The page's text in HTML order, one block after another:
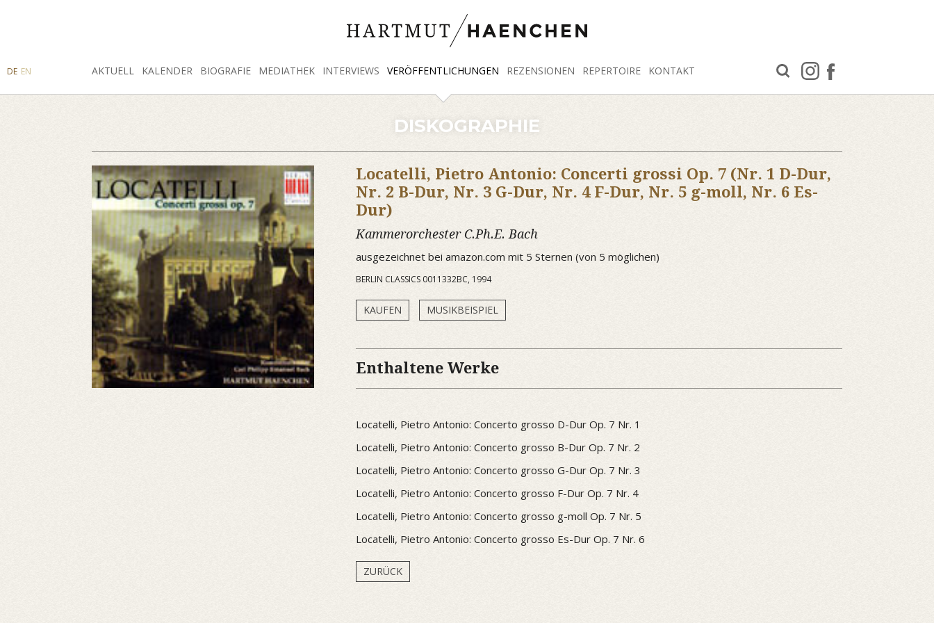
AKTUELL KALENDER BIOGRAFIE MEDIATHEK INTERVIEWS VERÖFFENTLICHUNGEN REZENSIONEN REPERTOIRE KONTAKT
FACEBOOK
INSTAGRAM
SUCHE
DE EN
DISKOGRAPHIE
Locatelli, Pietro Antonio: Concerti grossi Op. 7 (Nr. 1 D-Dur,
Nr. 2 B-Dur, Nr. 3 G-Dur, Nr. 4 F-Dur, Nr. 5 g-moll, Nr. 6 Es-
Dur)
Kammerorchester C.Ph.E. Bach
ausgezeichnet bei amazon.com mit 5 Sternen (von 5 möglichen)
BERLIN CLASSICS 0011332BC, 1994
KAUFEN MUSIKBEISPIEL
Enthaltene Werke
Locatelli, Pietro Antonio: Concerto grosso D-Dur Op. 7 Nr. 1
Locatelli, Pietro Antonio: Concerto grosso B-Dur Op. 7 Nr. 2
Locatelli, Pietro Antonio: Concerto grosso G-Dur Op. 7 Nr. 3
Locatelli, Pietro Antonio: Concerto grosso F-Dur Op. 7 Nr. 4
Locatelli, Pietro Antonio: Concerto grosso g-moll Op. 7 Nr. 5
Locatelli, Pietro Antonio: Concerto grosso Es-Dur Op. 7 Nr. 6
ZURÜCK